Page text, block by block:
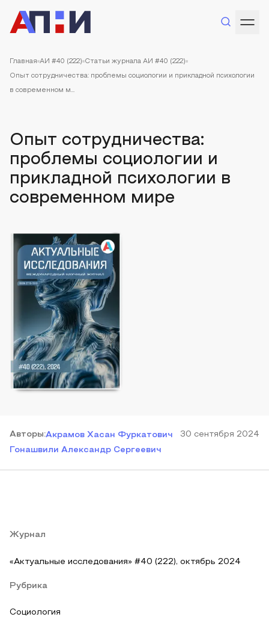
Главная АИ #40 (222) Статьи журнала АИ #40 (222)
Опыт сотрудничества: проблемы социологии и прикладной психологии
в современном м...
Опыт сотрудничества:
проблемы социологии и
прикладной психологии в
современном мире
Авторы:Акрамов Хасан Фуркатович
Гонашвили Александр Сергеевич
30 сентября 2024
Журнал
«Актуальные исследования» #40 (222), октябрь 2024
Рубрика
Социология